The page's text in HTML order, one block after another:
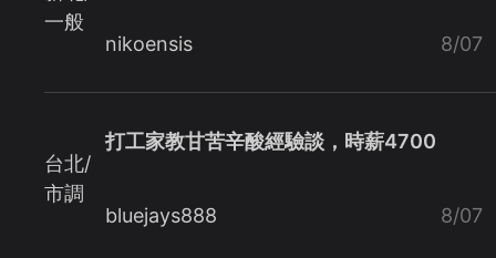
一般
nikoensis 8/07
台北/
市調
打工家教甘苦辛酸經驗談，時薪4700
bluejays888 8/07